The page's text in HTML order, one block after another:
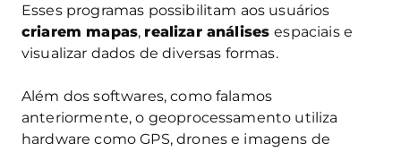
Esses programas possibilitam aos usuários
criarem mapas, realizar análisesespaciais e
visualizar dados de diversas formas.
Além dos softwares, como falamos
anteriormente, o geoprocessamento utiliza
hardware como GPS, drones e imagens de